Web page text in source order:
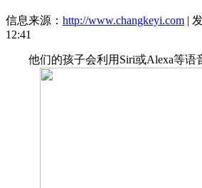
信息来源： http://www.changkeyi.com |
12:41
他们的孩子会利用Siri或Alexa等语